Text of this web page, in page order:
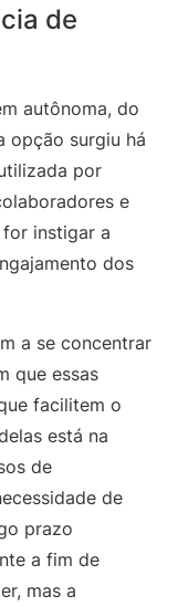
de
autônoma, do
opção surgiu há
por
e
instigar a
dos
a se concentrar
que essas
facilitem o
está na
de
de
prazo
a fim de
mas a